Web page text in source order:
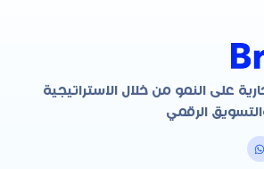
على النمو من خلال الاستراتيجية
الرقمي